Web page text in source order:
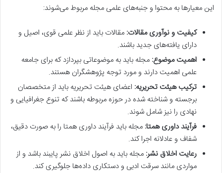
این معیارها به محتوا و جنبه‌های علمی مجله مربوط می‌شوند:
کیفیت و نوآوری مقالات: مقالات باید از نظر علمی قوی، اصیل و
دارای یافته‌های جدید باشند.
اهمیت موضوع: مجله باید به موضوعاتی بپردازد که برای جامعه
علمی اهمیت دارند و مورد توجه پژوهشگران هستند.
ترکیب هیئت تحریریه: اعضای هیئت تحریریه باید از متخصصان
برجسته و شناخته شده در حوزه مربوطه باشند که تنوع جغرافیایی و
نهادی را نیز شامل شوند.
فرآیند داوری همتا: مجله باید فرآیند داوری همتا را به صورت دقیق،
شفاف و عادلانه اجرا کند.
رعایت اخلاق نشر: مجله باید به اصول اخلاق نشر پایبند باشد و از
مواردی مانند سرقت ادبی و دستکاری داده‌ها جلوگیری کند.